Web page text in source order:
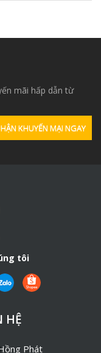
mãi hấp dẫn từ
tôi
HỆ
Phát